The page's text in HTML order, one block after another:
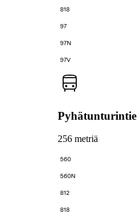
818
97
97N
97V
Pyhätunturintie
256 metriä
560
560N
812
818